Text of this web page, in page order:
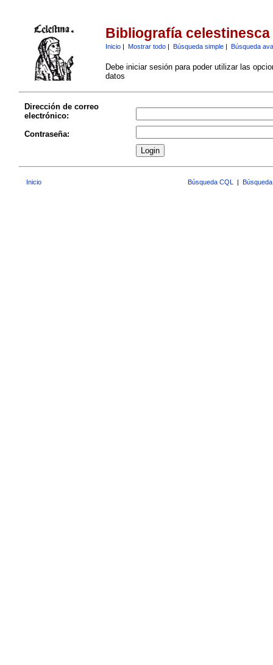
Bibliografía celestinesca
Inicio| Mostrar todo| Búsqueda simple| Búsqueda
Debe iniciar sesión para poder utilizar las
datos
Dirección de correo
electrónico:
Contraseña:
Inicio Búsqueda CQL |